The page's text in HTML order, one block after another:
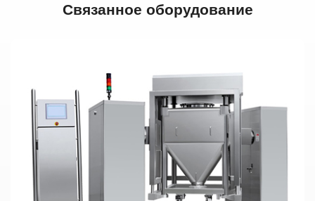
Связанное оборудование